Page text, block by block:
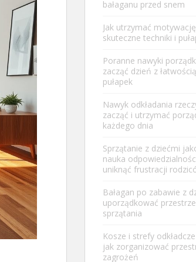
bałaganu przed snem
Jak utrzymać
skuteczne techniki i
Poranne nawyki
zacząć dzień z
pułapek
Nawyk odkładania
zacząć i utrzymać
każdego dnia
Sprzątanie z dziećmi
nauka
uniknąć frustracji
Bałagan po zabawie z
uporządkować
sprzątania
Kosze i strefy
jak zorganizować
zagrożeń